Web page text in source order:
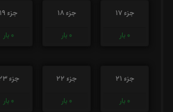
جزء 17
0 بار
جزء 18
0 بار
جزء 19
0 بار
جزء 21
0 بار
جزء 22
0 بار
جزء 23
0 بار